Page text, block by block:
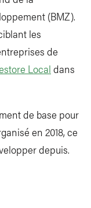
(BMZ).
les
de
Local dans
de base pour
en 2018, ce
depuis.